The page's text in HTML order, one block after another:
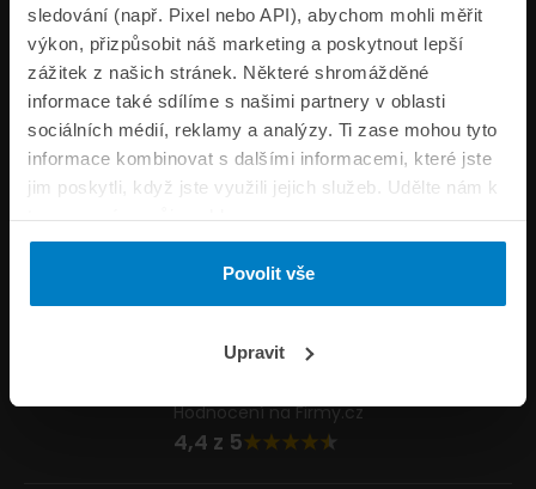
sledování (např. Pixel nebo API), abychom mohli měřit
výkon, přizpůsobit náš marketing a poskytnout lepší
zážitek z našich stránek. Některé shromážděné
informace také sdílíme s našimi partnery v oblasti
sociálních médií, reklamy a analýzy. Ti zase mohou tyto
informace kombinovat s dalšími informacemi, které jste
jim poskytli, když jste využili jejich služeb. Udělte nám k
tomu prosím svůj souhlas.
Povolit vše
Upravit
Produkty
Pojišťovny
Informace
ePojisteni.cz
Formuláře
Napište nám
Hodnocení na Firmy.cz
4,4 z 5